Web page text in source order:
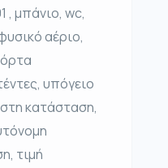
, μπάνιο, wc,
αέριο,
υπόγειο
κατάσταση,
τιμή